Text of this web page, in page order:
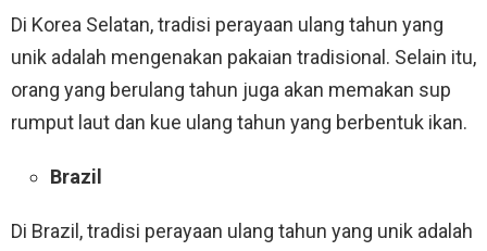
Di Korea Selatan, tradisi perayaan ulang tahun yang
unik adalah mengenakan pakaian tradisional. Selain itu,
orang yang berulang tahun juga akan memakan sup
rumput laut dan kue ulang tahun yang berbentuk ikan.
Brazil
Di Brazil, tradisi perayaan ulang tahun yang unik adalah